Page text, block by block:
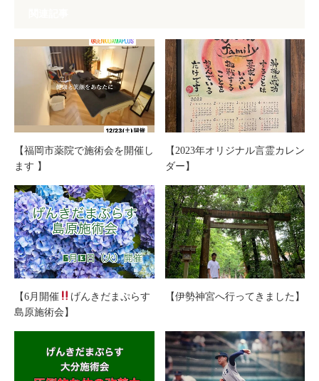
【福岡市薬院で施術会を開催し
ます 】
【2023年オリジナル言霊カレン
ダー】
【6月開催
げんきだまぷらす
島原施術会】
【伊勢神宮へ行ってきました】